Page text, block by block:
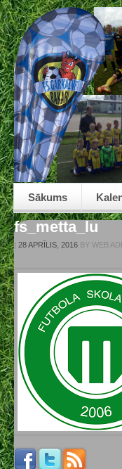
Sākums
fs_metta_lu
| 28 APRĪLIS, 2016 BY WEB